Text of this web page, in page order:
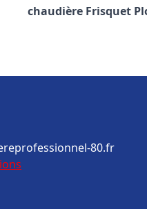
chaudière Frisquet
80.fr